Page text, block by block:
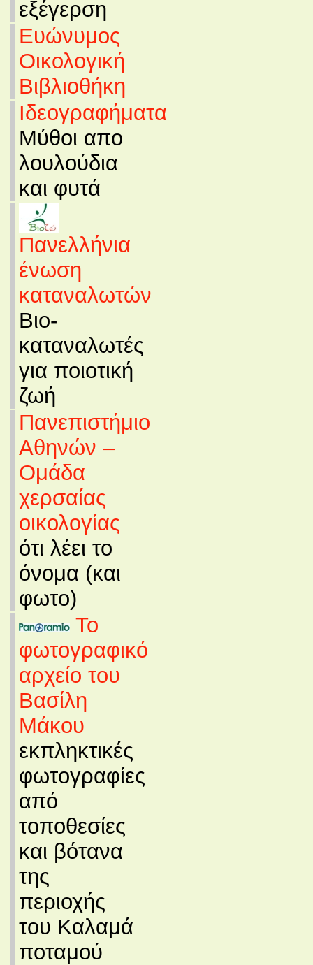
εξέγερση
Ευώνυμος
Οικολογική
Βιβλιοθήκη
Ιδεογραφήματα
Μύθοι απο
λουλούδια
και φυτά
Πανελλήνια
ένωση
καταναλωτών
Βιο-
καταναλωτές
για ποιοτική
ζωή
Πανεπιστήμιο
Αθηνών –
Ομάδα
χερσαίας
οικολογίας
ότι λέει το
όνομα (και
φωτο)
Το
φωτογραφικό
αρχείο του
Βασίλη
Μάκου
εκπληκτικές
φωτογραφίες
από
τοποθεσίες
και βότανα
της
περιοχής
του Καλαμά
ποταμού